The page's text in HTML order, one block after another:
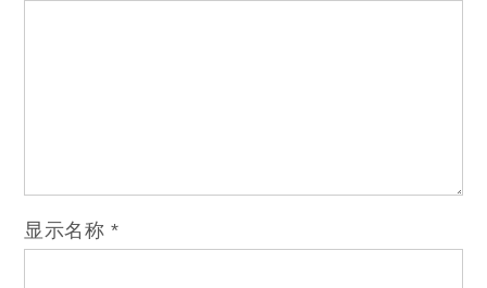
显示名称 *